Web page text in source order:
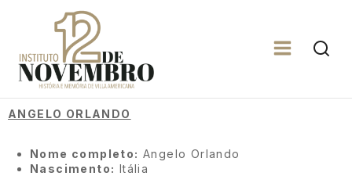
ANGELO ORLANDO
Nome completo: Angelo Orlando
Nascimento: Itália